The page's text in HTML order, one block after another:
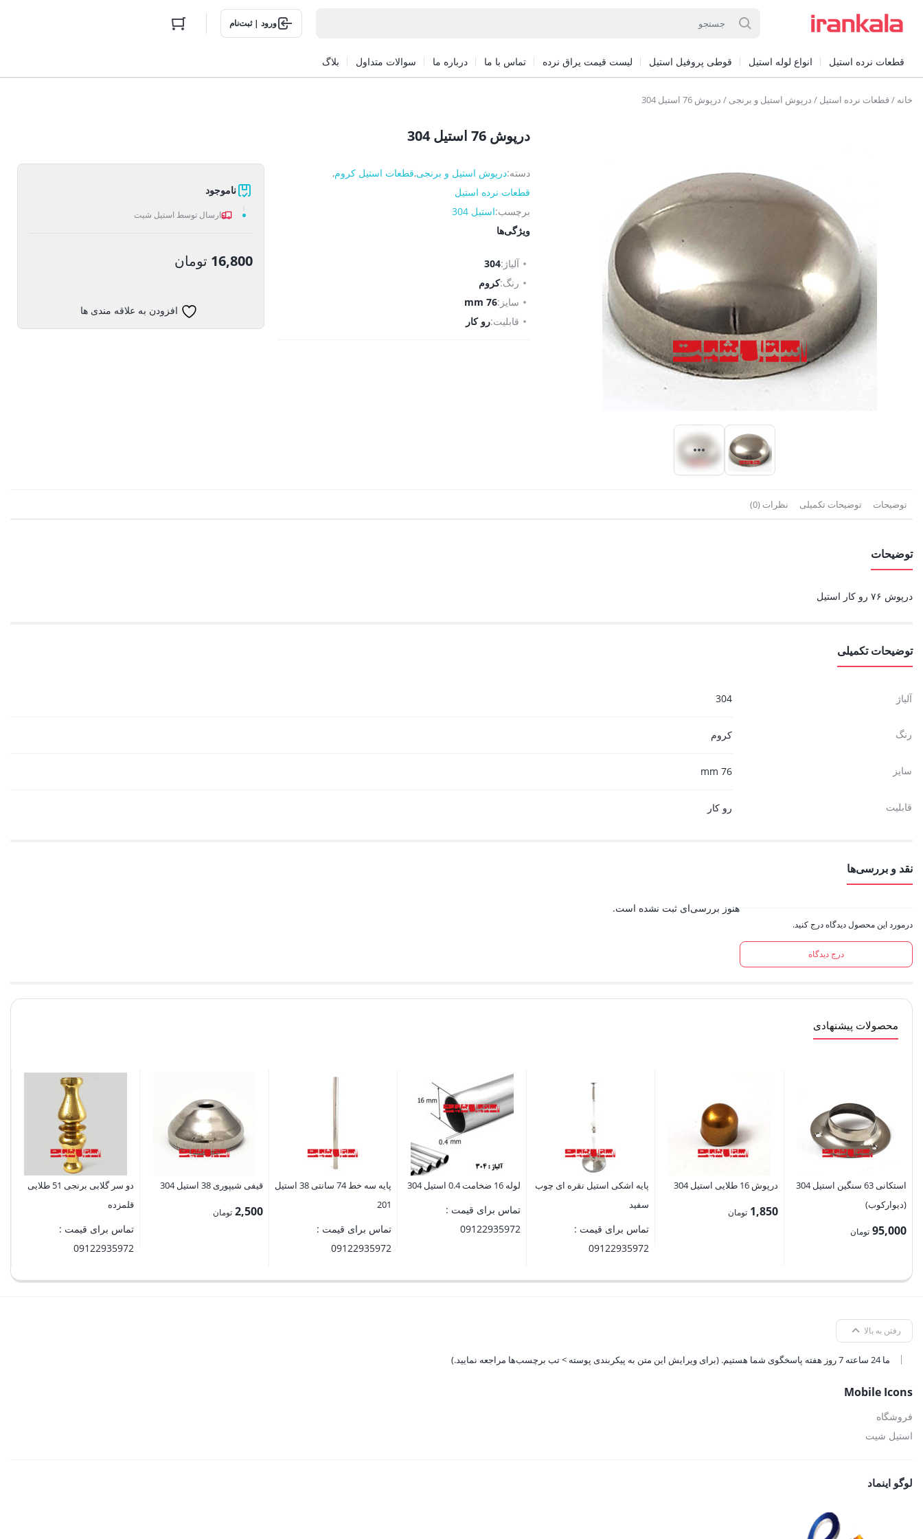
ورود | ثبت‌نام
قطعات نرده استیل انواع لوله استیل قوطی پروفیل استیل لیست قیمت یراق نرده تماس با ما درباره ما سوالات متداول بلاگ
خانه /قطعات نرده استیل / درپوش استیل و برنجی / درپوش 76 استیل 304
درپوش 76 استیل 304
دسته:درپوش استیل و برنجی,قطعات استیل کروم,
قطعات نرده استیل
برچسب:استیل 304
ویژگی‌ها
آلیاژ:304
رنگ:کروم
سایز:76 mm
قابلیت:رو کار
ناموجود
ارسال توسط استیل شیت
16,800 تومان
افزودن به علاقه مندی ها
توضیحات توضیحات تکمیلی نظرات (0)
توضیحات
درپوش ۷۶ رو کار استیل
توضیحات تکمیلی
آلیاژ 304
رنگ کروم
سایز 76 mm
قابلیت رو کار
نقد و بررسی‌ها
درمورد این محصول دیدگاه درج کنید.
درج دیدگاه
هنوز بررسی‌ای ثبت نشده است.
محصولات پیشنهادی
استکانی 63 سنگین استیل 304
(دیوارکوب)
95,000 تومان
درپوش 16 طلایی استیل 304
1,850 تومان
پایه اشکی استیل نقره ای چوب
سفید
تماس برای قیمت :
09122935972
لوله 16 ضخامت 0.4 استیل 304
تماس برای قیمت :
09122935972
پایه سه خط 74 سانتی 38 استیل
201
تماس برای قیمت :
09122935972
قیفی شیپوری 38 استیل 304
2,500 تومان
دو سر گلابی برنجی 51 طلایی
قلمزده
تماس برای قیمت :
09122935972
رفتن به بالا
ما 24 ساعته 7 روز هفته پاسخگوی شما هستیم. (برای ویرایش این متن به پیکربندی پوسته > تب برچسب‌ها مراجعه نمایید.)
Mobile Icons
فروشگاه
استیل شیت
لوگو اینماد